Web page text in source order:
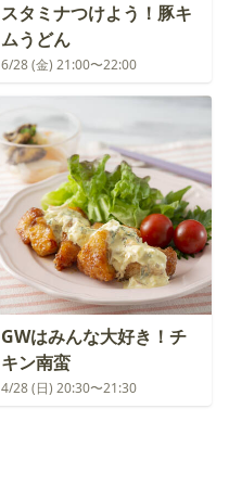
スタミナつけよう！豚キ
ムうどん
6/28 (金) 21:00〜22:00
GWはみんな大好き！チ
キン南蛮
4/28 (日) 20:30〜21:30